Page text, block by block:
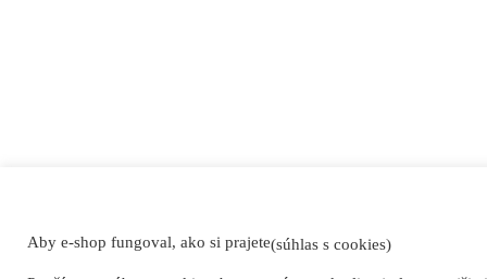
Aby e-shop fungoval, ako si prajete(súhlas s cookies)